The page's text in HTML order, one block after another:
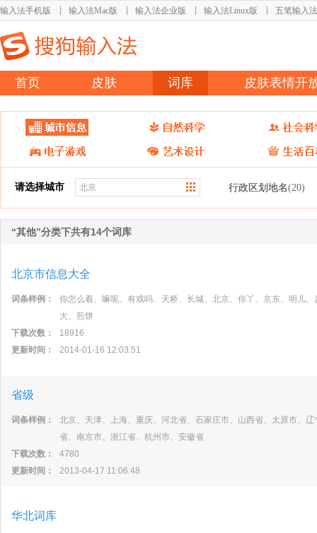
输入法手机版 输入法Mac版 输入法企业版 输入法Linux版 五笔输入法
首页 皮肤 词库 皮肤表情开
请选择城市 行政区划地名(20)
“其他”分类下共有14个词库
北京市信息大全
词条样例：
你怎么着、嘛呢、有戏吗、天桥、长城、北京、你丫、京东、明儿
大、煎饼
下载次数：
18916
更新时间：
2014-01-16 12:03:51
省级
词条样例：
北京、天津、上海、重庆、河北省、石家庄市、山西省、太原市、
省、南京市、浙江省、杭州市、安徽省
下载次数：
4780
更新时间：
2013-04-17 11:06:48
华北词库